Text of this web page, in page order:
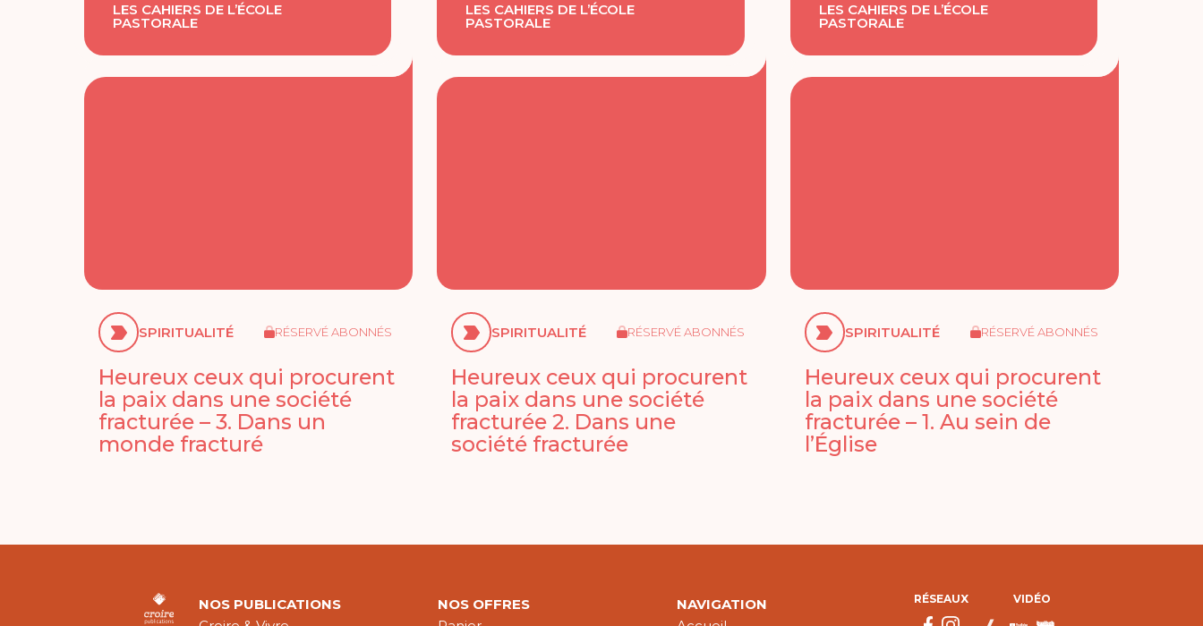
LES CAHIERS DE L’ÉCOLE
PASTORALE
SPIRITUALITÉ RÉSERVÉ ABONNÉS
Heureux ceux qui procurent
la paix dans une société
fracturée – 3. Dans un
monde fracturé
LES CAHIERS DE L’ÉCOLE
PASTORALE
SPIRITUALITÉ RÉSERVÉ ABONNÉS
Heureux ceux qui procurent
la paix dans une société
fracturée 2. Dans une
société fracturée
LES CAHIERS DE L’ÉCOLE
PASTORALE
SPIRITUALITÉ RÉSERVÉ ABONNÉS
Heureux ceux qui procurent
la paix dans une société
fracturée – 1. Au sein de
l’Église
NOS PUBLICATIONS
NOS OFFRES
NAVIGATION
RÉSEAUX VIDÉO